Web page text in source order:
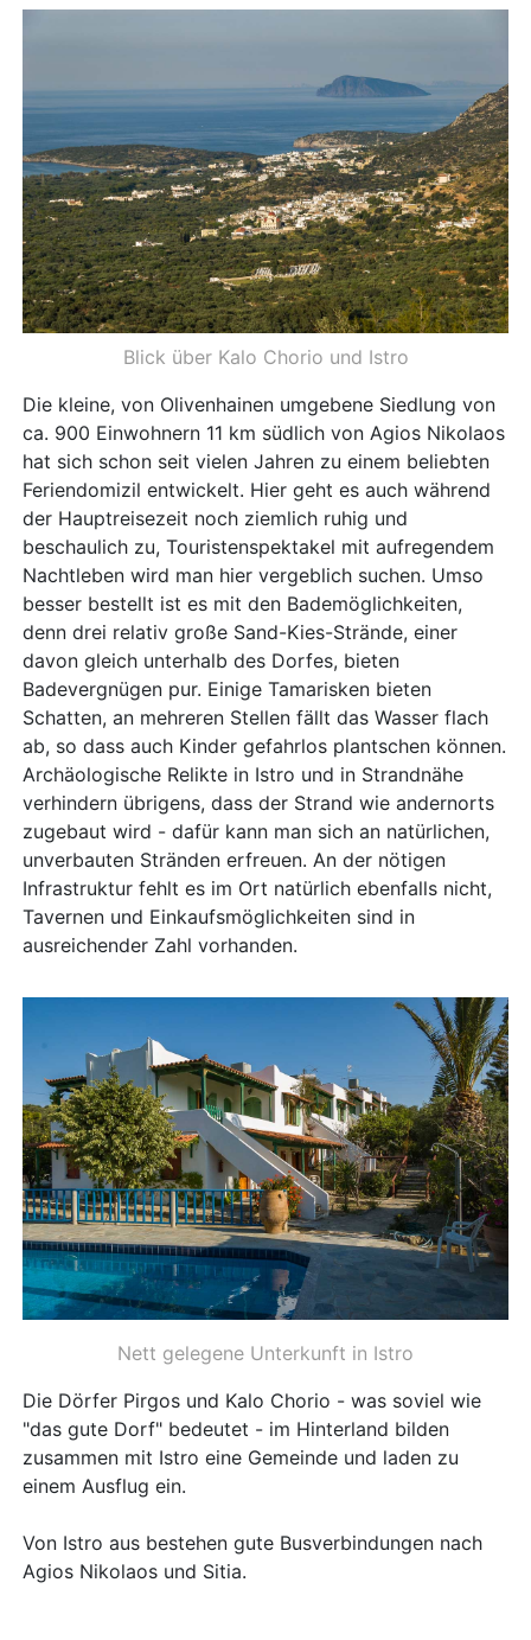
Blick über Kalo Chorio und Istro
Die kleine, von Olivenhainen umgebene Siedlung von
ca. 900 Einwohnern 11 km südlich von Agios Nikolaos
hat sich schon seit vielen Jahren zu einem beliebten
Feriendomizil entwickelt. Hier geht es auch während
der Hauptreisezeit noch ziemlich ruhig und
beschaulich zu, Touristenspektakel mit aufregendem
Nachtleben wird man hier vergeblich suchen. Umso
besser bestellt ist es mit den Bademöglichkeiten,
denn drei relativ große Sand-Kies-Strände, einer
davon gleich unterhalb des Dorfes, bieten
Badevergnügen pur. Einige Tamarisken bieten
Schatten, an mehreren Stellen fällt das Wasser flach
ab, so dass auch Kinder gefahrlos plantschen können.
Archäologische Relikte in Istro und in Strandnähe
verhindern übrigens, dass der Strand wie andernorts
zugebaut wird - dafür kann man sich an natürlichen,
unverbauten Stränden erfreuen. An der nötigen
Infrastruktur fehlt es im Ort natürlich ebenfalls nicht,
Tavernen und Einkaufsmöglichkeiten sind in
ausreichender Zahl vorhanden.
Nett gelegene Unterkunft in Istro
Die Dörfer Pirgos und Kalo Chorio - was soviel wie
"das gute Dorf" bedeutet - im Hinterland bilden
zusammen mit Istro eine Gemeinde und laden zu
einem Ausflug ein.
Von Istro aus bestehen gute Busverbindungen nach
Agios Nikolaos und Sitia.